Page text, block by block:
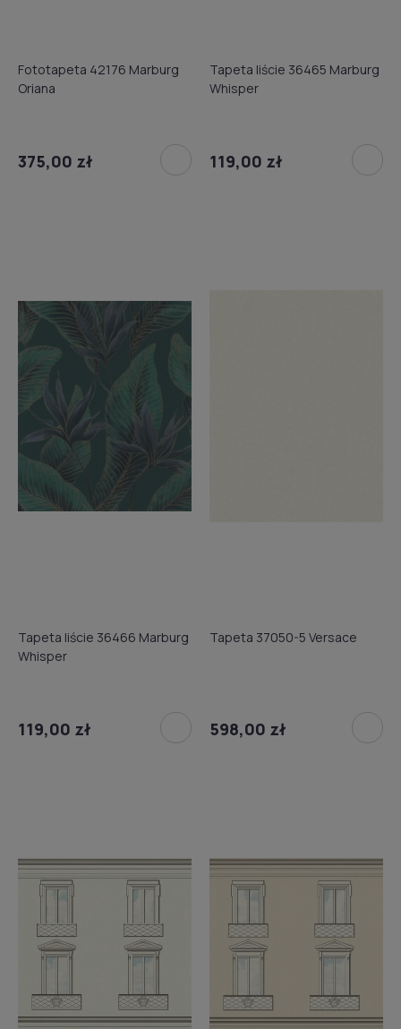
Fototapeta 42176 Marburg
Oriana
375,00 zł
Tapeta liście 36465 Marburg
Whisper
119,00 zł
Tapeta liście 36466 Marburg
Whisper
119,00 zł
Tapeta 37050-5 Versace
598,00 zł